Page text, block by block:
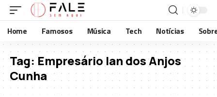
Home Famosos Música Tech Notícias
Tag: Empresário Ian dos Anjos
Cunha